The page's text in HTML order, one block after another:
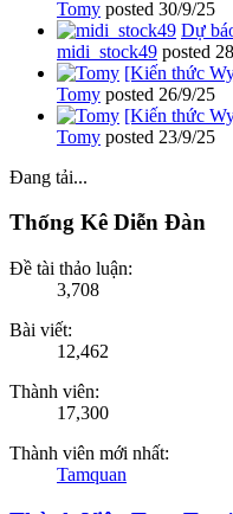
Tomy posted 30/9/25
Dự
midi_stock49 posted
[Kiến thức
Tomy posted 26/9/25
[Kiến thức
Tomy posted 23/9/25
Đang tải...
Thống Kê Diễn Đàn
Đề tài thảo luận:
3,708
Bài viết:
12,462
Thành viên:
17,300
Thành viên mới nhất:
Tamquan